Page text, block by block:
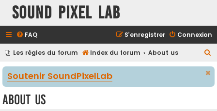
Sound Pixel Lab
FAQ Connexion
S’enregistrer
Les règles du forum Index du forum About us
e
Soutenir SoundPixelLab
About us